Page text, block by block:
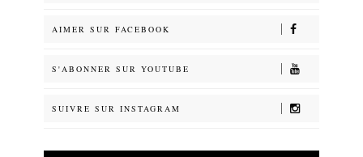
AIMER SUR FACEBOOK
S'ABONNER SUR YOUTUBE
SUIVRE SUR INSTAGRAM